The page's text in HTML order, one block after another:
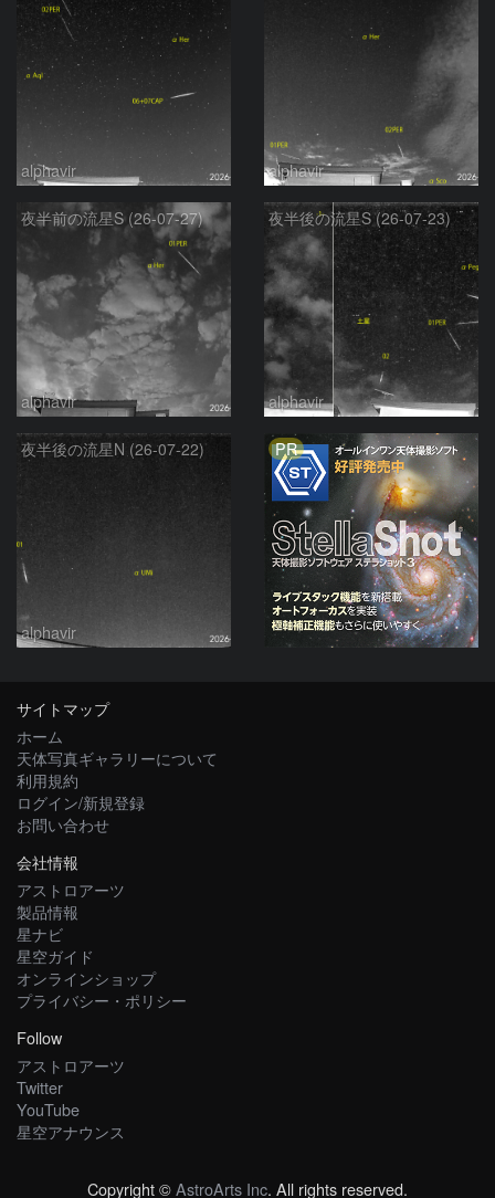
alphavir alphavir
夜半前の流星S (26-07-27)
alphavir
夜半後の流星S (26-07-23)
alphavir
夜半後の流星N (26-07-22)
alphavir
PR
サイトマップ
ホーム
天体写真ギャラリーについて
利用規約
ログイン/新規登録
お問い合わせ
会社情報
アストロアーツ
製品情報
星ナビ
星空ガイド
オンラインショップ
プライバシー・ポリシー
Follow
アストロアーツ
Twitter
YouTube
星空アナウンス
Copyright ©AstroArts Inc. All rights reserved.